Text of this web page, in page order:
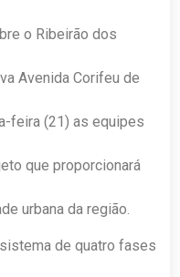
o Ribeirão dos
Avenida Corifeu de
feira (21) as equipes
que proporcionará
urbana da região.
de quatro fases